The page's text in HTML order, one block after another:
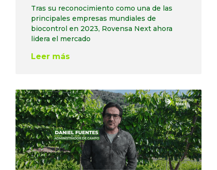
Tras su reconocimiento como una de las
principales empresas mundiales de
biocontrol en 2023, Rovensa Next ahora
lidera el mercado
Leer más